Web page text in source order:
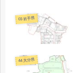
03 岩手県
44 大分県